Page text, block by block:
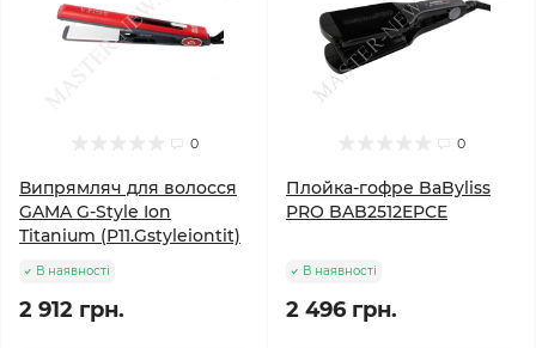
0
Випрямляч для волосся
GAMA G-Style Ion
Titanium (P11.Gstyleiontit)
В наявності
2 912 грн.
0
Плойка-гофре BaByliss
PRO BAB2512EPCE
В наявності
2 496 грн.